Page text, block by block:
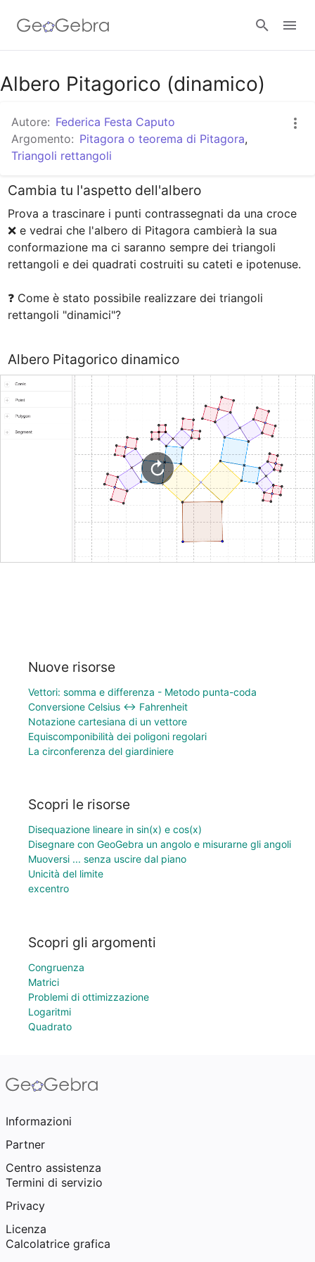
Google Classroom
GeoGebra Classroom
Albero Pitagorico (dinamico)
Autore: Federica Festa Caputo
Argomento: Pitagora o teorema di Pitagora,
Triangoli rettangoli
Cambia tu l'aspetto dell'albero
Prova a trascinare i punti contrassegnati da una croce
❌ e vedrai che l'albero di Pitagora cambierà la sua
conformazione ma ci saranno sempre dei triangoli
rettangoli e dei quadrati costruiti su cateti e ipotenuse.
❓ Come è stato possibile realizzare dei triangoli
rettangoli "dinamici"?
Albero Pitagorico dinamico
Nuove risorse
Vettori: somma e differenza - Metodo punta-coda
Conversione Celsius ↔ Fahrenheit
Notazione cartesiana di un vettore
Equiscomponibilità dei poligoni regolari
La circonferenza del giardiniere
Scopri le risorse
Disequazione lineare in sin(x) e cos(x)
Disegnare con GeoGebra un angolo e misurarne gli angoli
Muoversi ... senza uscire dal piano
Unicità del limite
excentro
Scopri gli argomenti
Congruenza
Matrici
Problemi di ottimizzazione
Logaritmi
Quadrato
Informazioni
Partner
Centro assistenza
Termini di servizio
Privacy
Licenza
Calcolatrice grafica